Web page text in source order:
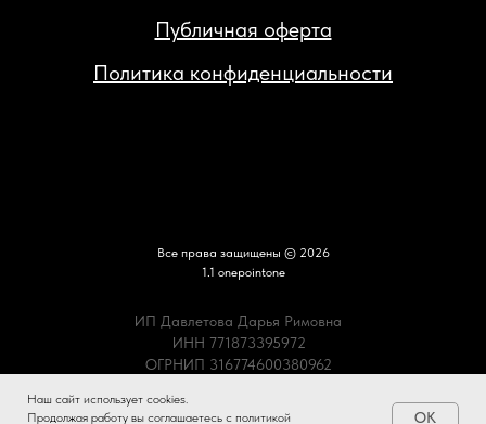
Наш сайт использует cookies.
Продолжая работу вы соглашаетесь с политикой OK
Все права защищены © 2026
1.1 onepointone
ИНН 771873395972
Публичная оферта
Политика конфиденциальности
ИП Давлетова Дарья Римовна
ОГРНИП 316774600380962